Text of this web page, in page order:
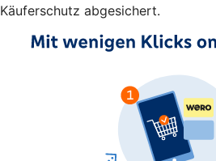
Käuferschutz abgesichert.